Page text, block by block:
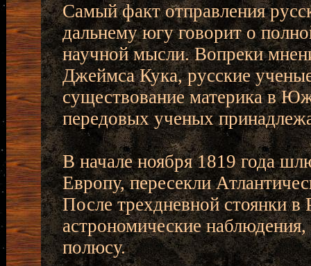
Самый факт отправления
дальнему югу говорит о
научной мысли. Вопреки
Джеймса Кука, русские
существование материка в
передовых ученых
В начале ноября 1819 года
Европу, пересекли
После трехдневной стоянки
астрономические
полюсу.